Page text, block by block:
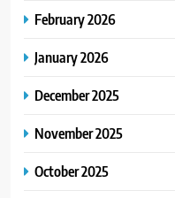
February 2026
January 2026
December 2025
November 2025
October 2025